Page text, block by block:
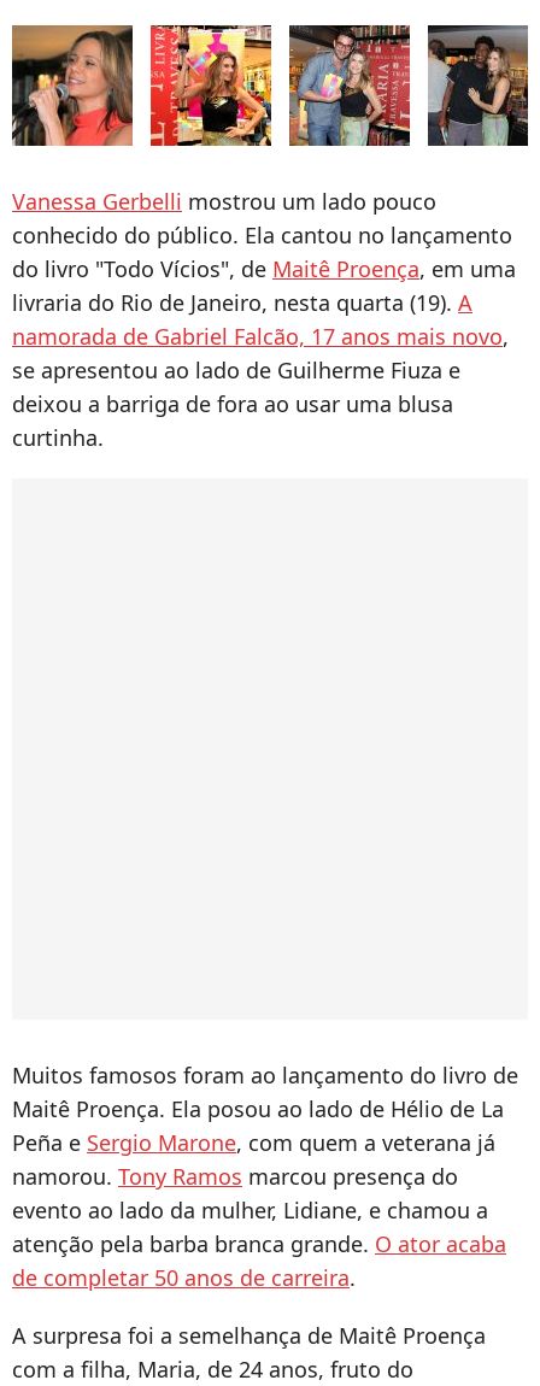
Vanessa Gerbelli mostrou um lado pouco
conhecido do público. Ela cantou no lançamento
do livro "Todo Vícios", de Maitê Proença, em uma
livraria do Rio de Janeiro, nesta quarta (19). A
namorada de Gabriel Falcão, 17 anos mais novo,
se apresentou ao lado de Guilherme Fiuza e
deixou a barriga de fora ao usar uma blusa
curtinha.
Muitos famosos foram ao lançamento do livro de
Maitê Proença. Ela posou ao lado de Hélio de La
Peña e Sergio Marone, com quem a veterana já
namorou. Tony Ramos marcou presença do
evento ao lado da mulher, Lidiane, e chamou a
atenção pela barba branca grande. O ator acaba
de completar 50 anos de carreira.
A surpresa foi a semelhança de Maitê Proença
com a filha, Maria, de 24 anos, fruto do